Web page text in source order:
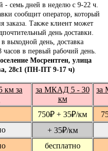
- семь дней в неделю с 9-22 ч.
сообщит оператор, который
заказа. Также клиент может
день доставки.
выходной день, доставка
часов в первый рабочий день.
Мосрентген, улица
28с1 (ПН-ПТ 9-17 ч)
км за
за МКАД 5 - 30
км
за
750₽ + 35₽/км
+ 35₽/км
бесплатно